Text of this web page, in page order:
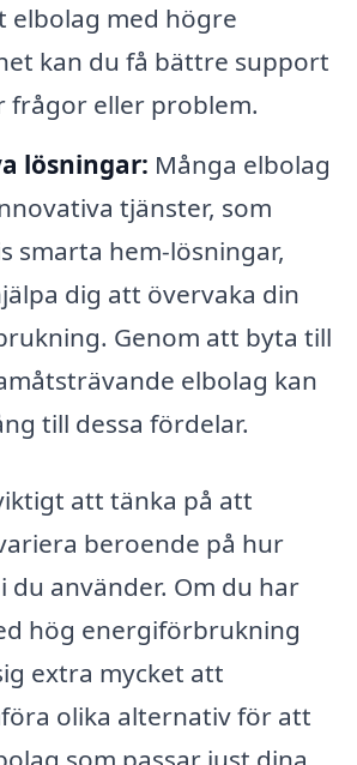
elbolag med högre
kan du få bättre support
frågor eller problem.
lösningar: Många elbolag
tjänster, som
smarta hem-lösningar,
dig att övervaka din
Genom att byta till
elbolag kan
till dessa fördelar.
att tänka på att
beroende på hur
du använder. Om du har
hög energiförbrukning
extra mycket att
olika alternativ för att